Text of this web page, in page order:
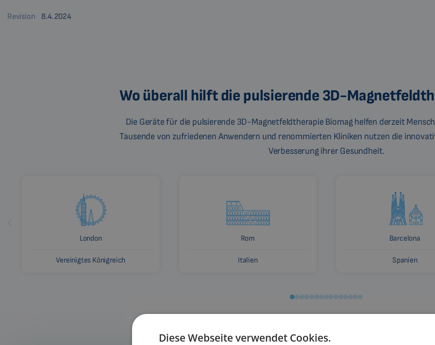
Revision 8.4.2024
Wo überall hilft die pulsierende 3D-
Die Geräte für die pulsierende 3D-Magnetfeldtherapie Biomag helfen derzeit
Tausende von zufriedenen Anwendern und renommierten Kliniken nutzen die
Verbesserung ihrer Gesundheit.
London
Vereinigtes Königreich
Rom
Italien
Barcelona
Spanien
Diese Webseite verwendet Cookies.